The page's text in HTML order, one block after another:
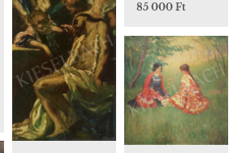
85 000 Ft